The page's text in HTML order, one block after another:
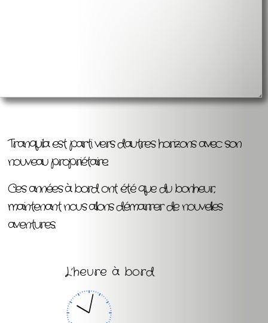
Tranquila est parti vers d’autres horizons avec son
nouveau propriétaire.
Ces années à bord ont été que du bonheur,
maintenant nous allons démarrer de nouvelles
aventures.
L’heure à bord